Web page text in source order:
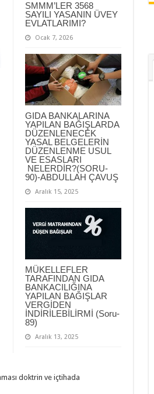
SMMM’LER 3568
SAYILI YASANIN ÜVEY
EVLATLARIMI?
Ocak 7, 2026
GIDA BANKALARINA
YAPILAN BAĞIŞLARDA
DÜZENLENECEK
YASAL BELGELERİN
DÜZENLENME USUL
VE ESASLARI
NELERDİR?(SORU-
90)-ABDULLAH ÇAVUŞ
Aralık 15, 2025
MÜKELLEFLER
TARAFINDAN GIDA
BANKACILIĞINA
YAPILAN BAĞIŞLAR
VERGİDEN
İNDİRİLEBİLİRMİ (Soru-
89)
Aralık 13, 2025
doktrin ve içtihada